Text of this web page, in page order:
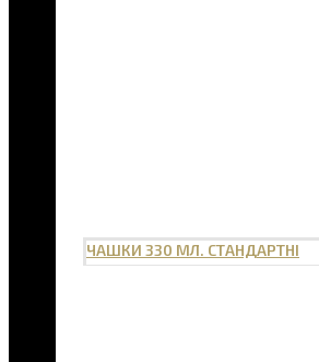
ЧАШКИ 330 МЛ. СТАНДАРТНІ